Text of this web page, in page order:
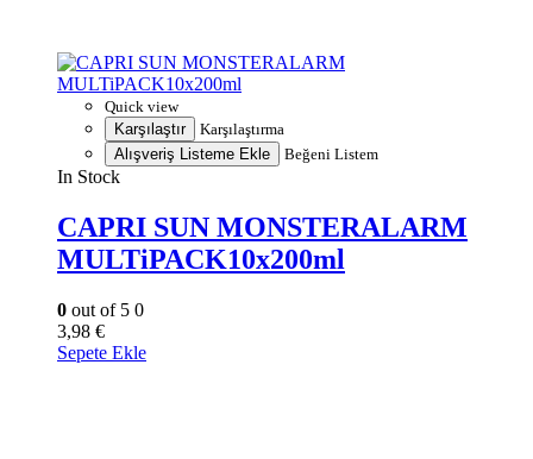
Quick view
Karşılaştır
Karşılaştırma
Alışveriş Listeme Ekle
Beğeni Listem
In Stock
CAPRI SUN MONSTERALARM
MULTiPACK10x200ml
0 out of 5 0
3,98 €
Sepete Ekle